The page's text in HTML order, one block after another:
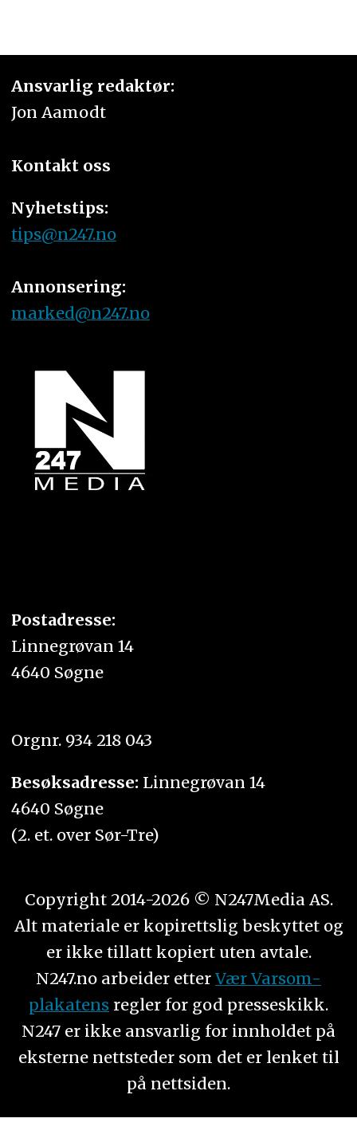
Ansvarlig redaktør:
Jon Aamodt
Kontakt oss
Nyhetstips:
tips@n247.no
Annonsering:
marked@n247.no
Postadresse:
Linnegrøvan 14
4640 Søgne
Orgnr. 934 218 043
Besøksadresse: Linnegrøvan 14
4640 Søgne
(2. et. over Sør-Tre)
Copyright 2014-2026 © N247Media AS.
Alt materiale er kopirettslig beskyttet og
er ikke tillatt kopiert uten avtale.
N247.no arbeider etter Vær Varsom-
plakatens regler for god presseskikk.
N247 er ikke ansvarlig for innholdet på
eksterne nettsteder som det er lenket til
på nettsiden.